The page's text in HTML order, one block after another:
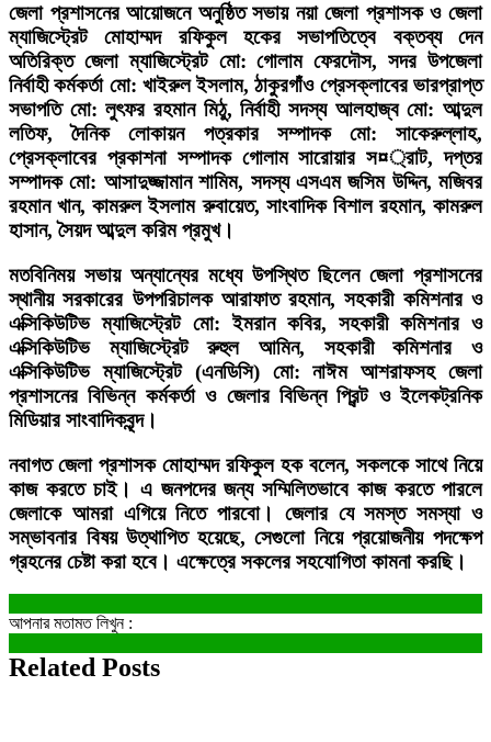
‎জেলা প্রশাসনের আয়োজনে অনুষ্ঠিত সভায় নয়া জেলা প্রশাসক ও জেলা
ম্যাজিস্ট্রেট মোহাম্মদ রফিকুল হকের সভাপতিত্বে বক্তব্য দেন
অতিরিক্ত জেলা ম্যাজিস্ট্রেট মো: গোলাম ফেরদৌস, সদর উপজেলা
নির্বাহী কর্মকর্তা মো: খাইরুল ইসলাম, ঠাকুরগাঁও প্রেসক্লাবের ভারপ্রাপ্ত
সভাপতি মো: লুৎফর রহমান মিঠু, নির্বাহী সদস্য আলহাজ্ব মো: আব্দুল
লতিফ, দৈনিক লোকায়ন পত্রকার সম্পাদক মো: সাকেরুল্লাহ,
প্রেসক্লাবের প্রকাশনা সম্পাদক গোলাম সারোয়ার স¤্রাট, দপ্তর
সম্পাদক মো: আসাদুজ্জামান শামিম, সদস্য এসএম জসিম উদ্দিন, মজিবর
রহমান খান, কামরুল ইসলাম রুবায়েত, সাংবাদিক বিশাল রহমান, কামরুল
হাসান, সৈয়দ আব্দুল করিম প্রমুখ।
‎মতবিনিময় সভায় অন্যান্যের মধ্যে উপস্থিত ছিলেন জেলা প্রশাসনের
স্থানীয় সরকারের উপপরিচালক আরাফাত রহমান, সহকারী কমিশনার ও
এক্সিকিউটিভ ম্যাজিস্ট্রেট মো: ইমরান কবির, সহকারী কমিশনার ও
এক্সিকিউটিভ ম্যাজিস্ট্রেট রুহুল আমিন, সহকারী কমিশনার ও
এক্সিকিউটিভ ম্যাজিস্ট্রেট (এনডিসি) মো: নাঈম আশরাফসহ জেলা
প্রশাসনের বিভিন্ন কর্মকর্তা ও জেলার বিভিন্ন প্রিন্ট ও ইলেকট্রনিক
মিডিয়ার সাংবাদিকবৃন্দ।
‎নবাগত জেলা প্রশাসক মোহাম্মদ রফিকুল হক বলেন, সকলকে সাথে নিয়ে
কাজ করতে চাই। এ জনপদের জন্য সম্মিলিতভাবে কাজ করতে পারলে
জেলাকে আমরা এগিয়ে নিতে পারবো। জেলার যে সমস্ত সমস্যা ও
সম্ভাবনার বিষয় উত্থাপিত হয়েছে, সেগুলো নিয়ে প্রয়োজনীয় পদক্ষেপ
গ্রহনের চেষ্টা করা হবে। এক্ষেত্রে সকলের সহযোগিতা কামনা করছি।
আপনার মতামত লিখুন :
Related Posts